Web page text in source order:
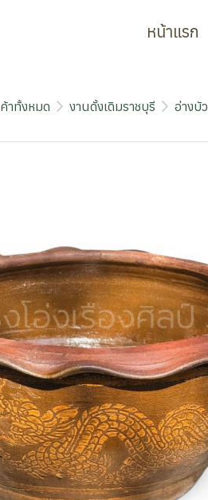
หน้าแรก
าทั้งหมด งานดั้งเดิมราชบุรี อ่างบัว